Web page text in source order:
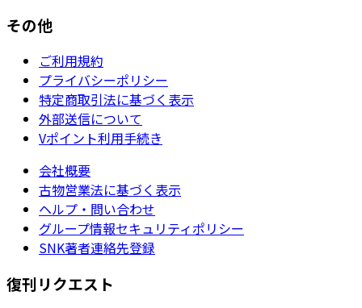
その他
ご利用規約
プライバシーポリシー
特定商取引法に基づく表示
外部送信について
Vポイント利用手続き
会社概要
古物営業法に基づく表示
ヘルプ・問い合わせ
グループ情報セキュリティポリシー
SNK著者連絡先登録
復刊リクエスト